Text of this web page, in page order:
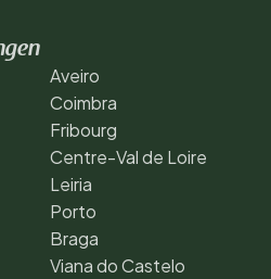
Aveiro
Coimbra
Fribourg
Centre-Val de Loire
Leiria
Porto
Braga
Viana do Castelo